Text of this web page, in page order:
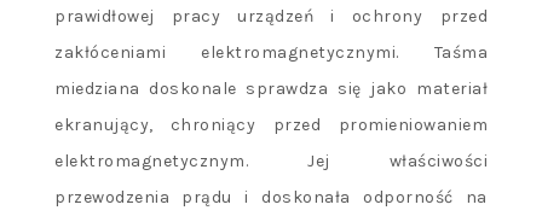
prawidłowej pracy urządzeń i ochrony przed
zakłóceniami elektromagnetycznymi. Taśma
miedziana doskonale sprawdza się jako materiał
ekranujący, chroniący przed promieniowaniem
elektromagnetycznym. Jej właściwości
przewodzenia prądu i doskonała odporność na